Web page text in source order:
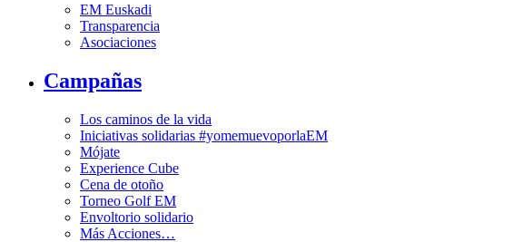
EM Euskadi
Transparencia
Asociaciones
Campañas
Los caminos de la vida
Iniciativas solidarias #yomemuevoporlaEM
Mójate
Experience Cube
Cena de otoño
Torneo Golf EM
Envoltorio solidario
Más Acciones…